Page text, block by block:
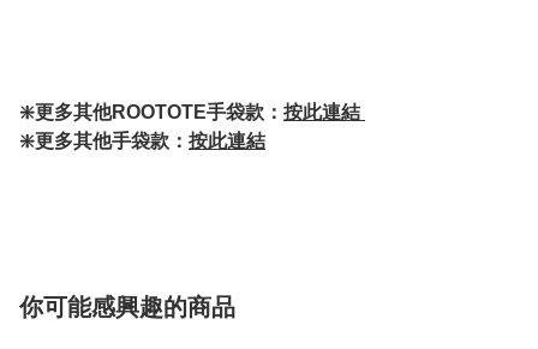
❇️更多其他ROOTOTE手袋款： 按此連結
❇️更多其他手袋款： 按此連結
你可能感興趣的商品